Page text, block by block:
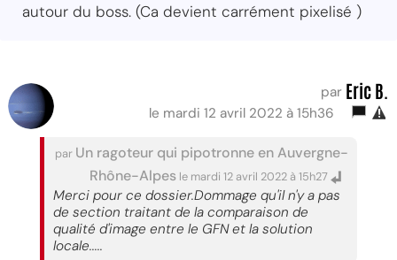
autour du boss. (Ca devient carrément pixelisé )
par Eric B.
le mardi 12 avril 2022 à 15h36
par Un ragoteur qui pipotronne en Auvergne-
Rhône-Alpes le mardi 12 avril 2022 à 15h27
Merci pour ce dossier.Dommage qu'il n'y a pas
de section traitant de la comparaison de
qualité d'image entre le GFN et la solution
locale.....